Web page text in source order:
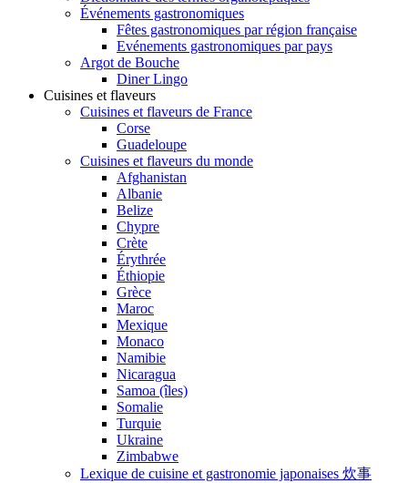
Événements gastronomiques
Fêtes gastronomiques par région française
Evénements gastronomiques par pays
Argot de Bouche
Diner Lingo
Cuisines et flaveurs
Cuisines et flaveurs de France
Corse
Guadeloupe
Cuisines et flaveurs du monde
Afghanistan
Albanie
Belize
Chypre
Crète
Érythrée
Éthiopie
Grèce
Maroc
Mexique
Monaco
Namibie
Nicaragua
Samoa (îles)
Somalie
Turquie
Ukraine
Zimbabwe
Lexique de cuisine et gastronomie japonaises 炊事